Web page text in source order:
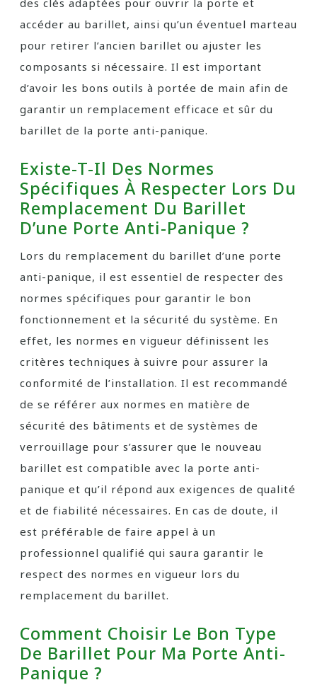
des clés adaptées pour ouvrir la porte et
accéder au barillet, ainsi qu’un éventuel marteau
pour retirer l’ancien barillet ou ajuster les
composants si nécessaire. Il est important
d’avoir les bons outils à portée de main afin de
garantir un remplacement efficace et sûr du
barillet de la porte anti-panique.
Existe-T-Il Des Normes
Spécifiques À Respecter Lors Du
Remplacement Du Barillet
D’une Porte Anti-Panique ?
Lors du remplacement du barillet d’une porte
anti-panique, il est essentiel de respecter des
normes spécifiques pour garantir le bon
fonctionnement et la sécurité du système. En
effet, les normes en vigueur définissent les
critères techniques à suivre pour assurer la
conformité de l’installation. Il est recommandé
de se référer aux normes en matière de
sécurité des bâtiments et de systèmes de
verrouillage pour s’assurer que le nouveau
barillet est compatible avec la porte anti-
panique et qu’il répond aux exigences de qualité
et de fiabilité nécessaires. En cas de doute, il
est préférable de faire appel à un
professionnel qualifié qui saura garantir le
respect des normes en vigueur lors du
remplacement du barillet.
Comment Choisir Le Bon Type
De Barillet Pour Ma Porte Anti-
Panique ?